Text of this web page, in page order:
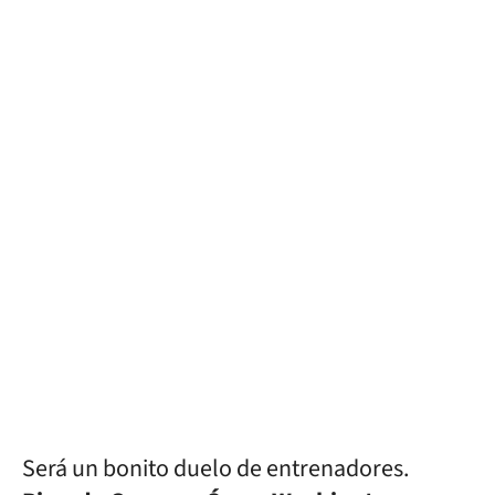
Será un bonito duelo de entrenadores.